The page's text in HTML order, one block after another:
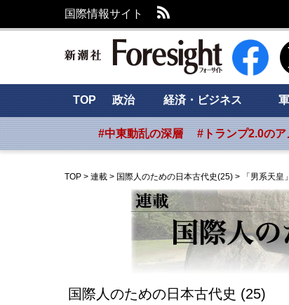
国際情報サイト
新潮社
TOP 政治 経済・ビジネス
#中東動乱の深層 #トランプ2.0のア
TOP > 連載 > 国際人のための日本古代史(25) > 「男系天
国際人のための日本古代史 (25)